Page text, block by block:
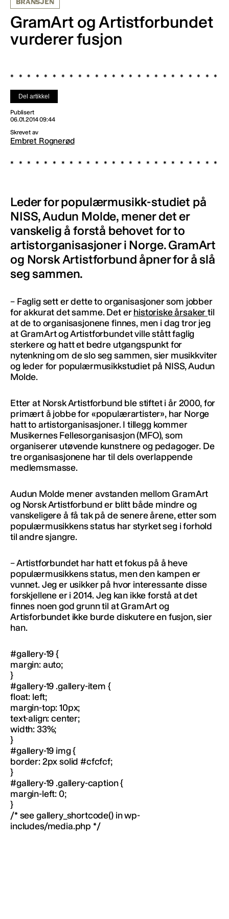
BRANSJEN
GramArt og Artistforbundet
vurderer fusjon
Del artikkel
Publisert
06.01.2014 09:44
Skrevet av
Embret Rognerød
Leder for populærmusikk-studiet på
NISS, Audun Molde, mener det er
vanskelig å forstå behovet for to
artistorganisasjoner i Norge. GramArt
og Norsk Artistforbund åpner for å slå
seg sammen.
– Faglig sett er dette to organisasjoner som jobber
for akkurat det samme. Det erhistoriske årsakertil
at de to organisasjonene finnes, men i dag tror jeg
at GramArt og Artistforbundet ville stått faglig
sterkere og hatt et bedre utgangspunkt for
nytenkning om de slo seg sammen, sier musikkviter
og leder for populærmusikkstudiet på NISS, Audun
Molde.
Etter at Norsk Artistforbund ble stiftet i år 2000, for
primært å jobbe for «populærartister», har Norge
hatt to artistorganisasjoner. I tillegg kommer
Musikernes Fellesorganisasjon (MFO), som
organiserer utøvende kunstnere og pedagoger. De
tre organisasjonene har til dels overlappende
medlemsmasse.
Audun Molde mener avstanden mellom GramArt
og Norsk Artistforbund er blitt både mindre og
vanskeligere å få tak på de senere årene, etter som
populærmusikkens status har styrket seg i forhold
til andre sjangre.
– Artistforbundet har hatt et fokus på å heve
populærmusikkens status, men den kampen er
vunnet. Jeg er usikker på hvor interessante disse
forskjellene er i 2014. Jeg kan ikke forstå at det
finnes noen god grunn til at GramArt og
Artisforbundet ikke burde diskutere en fusjon, sier
han.
#gallery-19 {
margin: auto;
}
#gallery-19 .gallery-item {
float: left;
margin-top: 10px;
text-align: center;
width: 33%;
}
#gallery-19 img {
border: 2px solid #cfcfcf;
}
#gallery-19 .gallery-caption {
margin-left: 0;
}
/* see gallery_shortcode() in wp-
includes/media.php */